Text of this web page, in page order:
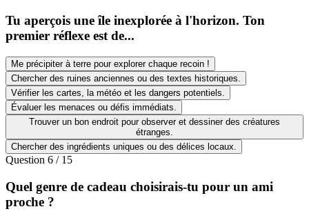
Tu aperçois une île inexplorée à l'horizon. Ton
premier réflexe est de...
Me précipiter à terre pour explorer chaque recoin !
Chercher des ruines anciennes ou des textes historiques.
Vérifier les cartes, la météo et les dangers potentiels.
Évaluer les menaces ou défis immédiats.
Trouver un bon endroit pour observer et dessiner des créatures
étranges.
Chercher des ingrédients uniques ou des délices locaux.
Question 6 / 15
Quel genre de cadeau choisirais-tu pour un ami
proche ?